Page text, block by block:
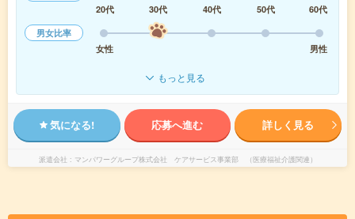
20代
30代 40代 50代
60代
男女比率
女性
男性
もっと見る
気になる! 応募へ進む 詳しく見る
派遣会社 マンパワーグループ株式会社 ケアサービス事業部 （医療福祉介護関連）